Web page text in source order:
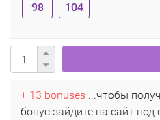
98 104
+ 13 bonuses ...чтобы
бонус зайдите на сайт под